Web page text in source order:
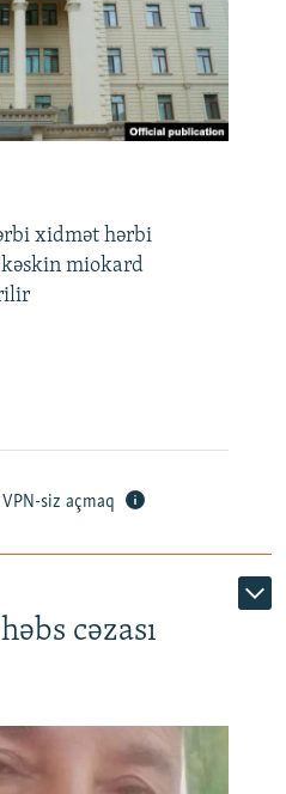
xidmət hərbi
miokard
VPN-siz açmaq
cəzası